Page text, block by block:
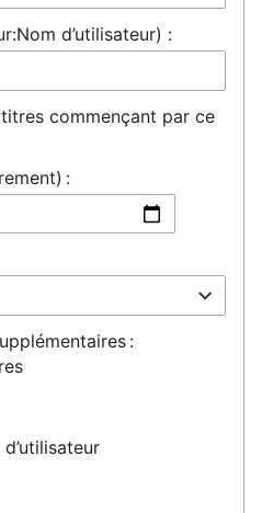
d’utilisateur) :
commençant par ce
:
: